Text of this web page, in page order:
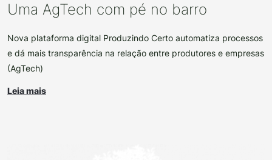
Uma AgTech com pé no barro
Nova plataforma digital Produzindo Certo automatiza processos
e dá mais transparência na relação entre produtores e empresas
(AgTech)
Leia mais